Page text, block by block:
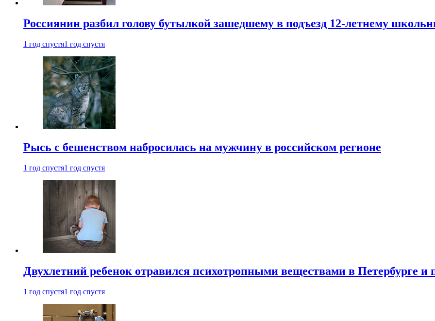
Россиянин разбил голову бутылкой зашедшему в подъезд 12-летнему
1 год спустя1 год спустя
Рысь с бешенством набросилась на мужчину в российском регионе
1 год спустя1 год спустя
Двухлетний ребенок отравился психотропными веществами в Петербурге
1 год спустя1 год спустя